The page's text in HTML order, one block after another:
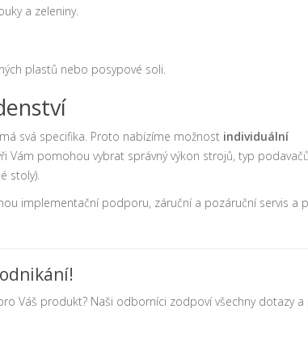
a zeleniny.
plastů nebo posypové soli.
svá specifika. Proto nabízíme možnost individuální
Vám pomohou vybrat správný výkon strojů, typ
stoly).
implementační podporu, záruční a pozáruční servis a
Váš produkt? Naši odborníci zodpoví všechny dotazy a